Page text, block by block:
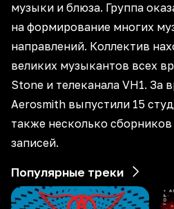
музыки и блюза. Группа
на формирование многих
направлений. Коллектив
великих музыкантов всех
Stone и телеканала VH1. За
Aerosmith выпустили 15
также несколько
записей.
Популярные треки